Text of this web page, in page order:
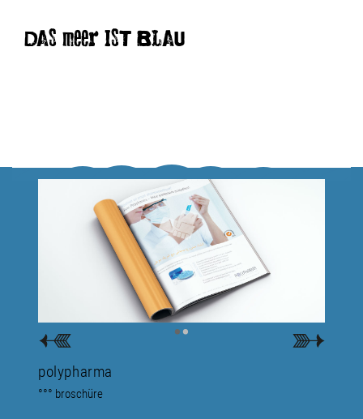
DAS meer IST BLAU
••
polypharma
°°° broschüre